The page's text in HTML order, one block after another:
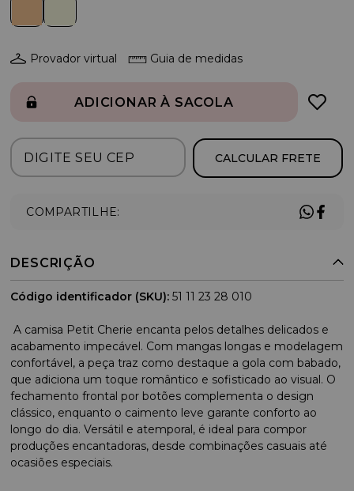
Provador virtual Guia de medidas
ADICIONAR À SACOLA
CALCULAR FRETE
COMPARTILHE:
DESCRIÇÃO
Código identificador (SKU): 51 11 23 28 010
A camisa Petit Cherie encanta pelos detalhes delicados e
acabamento impecável. Com mangas longas e modelagem
confortável, a peça traz como destaque a gola com babado,
que adiciona um toque romântico e sofisticado ao visual. O
fechamento frontal por botões complementa o design
clássico, enquanto o caimento leve garante conforto ao
longo do dia. Versátil e atemporal, é ideal para compor
produções encantadoras, desde combinações casuais até
ocasiões especiais.